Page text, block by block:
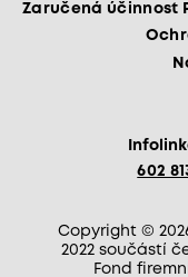
Zaručená účinnost
602
Copyright ©
2022 součástí
Fond